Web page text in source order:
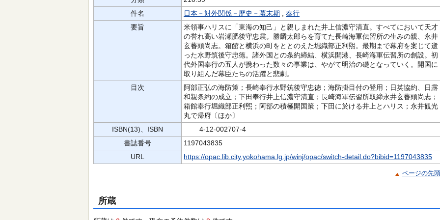
件名
日本－対外関係－歴史－幕末期 , 奉行
要旨
米領事ハリスに「東海の知己」と親しまれた井上信濃守清直。すべてにおいて天才
の誉れ高い岩瀬肥後守忠震。勝麟太郎らを育てた長崎海軍伝習所の生みの親、永井
玄蕃頭尚志。箱館と横浜の町をととのえた堀織部正利煕。最期まで幕府を案じて逝
った水野筑後守忠徳。諸外国との条約締結、横浜開港、長崎海軍伝習所の創設。初
代外国奉行の五人が携わった数々の事業は、やがて明治の礎となっていく。開国に
取り組んだ幕臣たちの活躍と悲劇。
目次
阿部正弘の海防策；長崎奉行水野筑後守忠徳；海防掛目付の登用；日英協約、日露
和親条約の成立；下田奉行井上信濃守清直；長崎海軍伝習所取締永井玄蕃頭尚志；
箱館奉行堀織部正利煕；阿部の積極開国策；下田に於ける井上とハリス；永井観光
丸で帰府〔ほか〕
ISBN(13)、ISBN
4-12-002707-4
書誌番号
1197043835
URL
https://opac.lib.city.yokohama.lg.jp/winj/opac/switch-detail.do?bibid=1197043835
ページの先
所蔵